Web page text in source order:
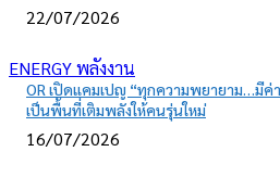
22/07/2026
ENERGY พลังงาน
OR เปิดแคมเปญ “ทุกความพยายาม…มีค่
เป็นพื้นที่เติมพลังให้คนรุ่นใหม่
16/07/2026